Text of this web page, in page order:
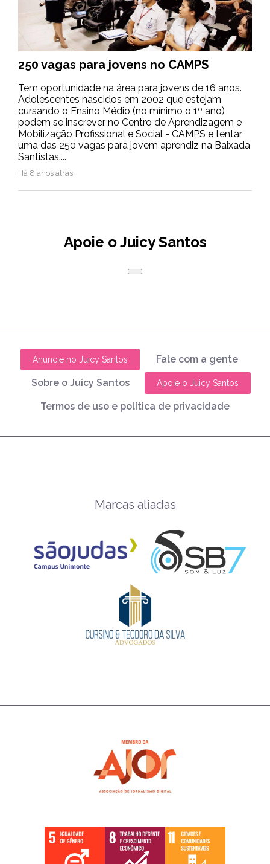
250 vagas para jovens no CAMPS
Tem oportunidade na área para jovens de 16 anos.
Adolescentes nascidos em 2002 que estejam
cursando o Ensino Médio (no mínimo o 1º ano)
podem se inscrever no Centro de Aprendizagem e
Mobilização Profissional e Social - CAMPS e tentar
uma das 250 vagas para jovem aprendiz na Baixada
Santistas....
Há 8 anos atrás
Apoie o Juicy Santos
Anuncie no Juicy Santos Fale com a gente
Sobre o Juicy Santos Apoie o Juicy Santos
Termos de uso e política de privacidade
Marcas aliadas